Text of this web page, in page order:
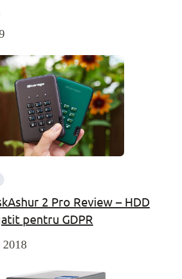
2 Pro Review – HDD
pentru GDPR
2018